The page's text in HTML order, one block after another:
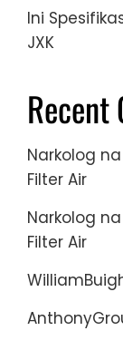
Ini
JXK
Recent
Narkolog
Filter Air
Narkolog
Filter Air